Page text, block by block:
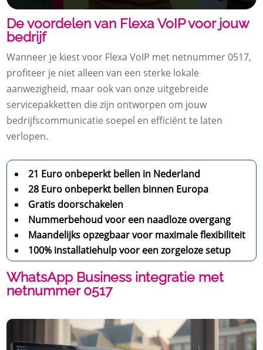
De voordelen van Flexa VoIP voor jouw
bedrijf
Wanneer je kiest voor Flexa VoIP met netnummer 0517,
profiteer je niet alleen van een sterke lokale
aanwezigheid, maar ook van onze uitgebreide
servicepakketten die zijn ontworpen om jouw
bedrijfscommunicatie soepel en efficiënt te laten
verlopen.
21 Euro onbeperkt bellen in Nederland
28 Euro onbeperkt bellen binnen Europa
Gratis doorschakelen
Nummerbehoud voor een naadloze overgang
Maandelijks opzegbaar voor maximale flexibiliteit
100% installatiehulp voor een zorgeloze setup
WhatsApp Business integratie met
netnummer 0517